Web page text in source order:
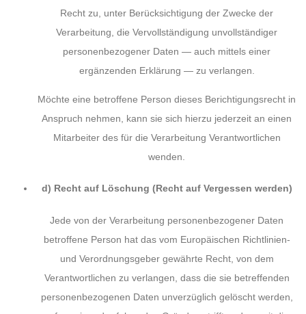
Recht zu, unter Berücksichtigung der Zwecke der
Verarbeitung, die Vervollständigung unvollständiger
personenbezogener Daten — auch mittels einer
ergänzenden Erklärung — zu verlangen.
Möchte eine betroffene Person dieses Berichtigungsrecht in
Anspruch nehmen, kann sie sich hierzu jederzeit an einen
Mitarbeiter des für die Verarbeitung Verantwortlichen
wenden.
d) Recht auf Löschung (Recht auf Vergessen werden)
Jede von der Verarbeitung personenbezogener Daten
betroffene Person hat das vom Europäischen Richtlinien-
und Verordnungsgeber gewährte Recht, von dem
Verantwortlichen zu verlangen, dass die sie betreffenden
personenbezogenen Daten unverzüglich gelöscht werden,